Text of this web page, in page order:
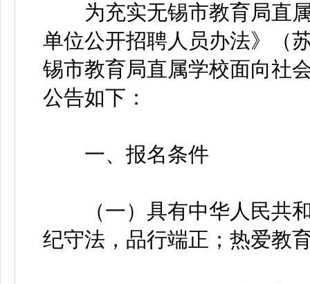
为充实无锡市教育局直属
单位公开招聘人员办法》（
锡市教育局直属学校面向社
公告如下：
一、报名条件
（一）具有中华人民共和
纪守法，品行端正；热爱教